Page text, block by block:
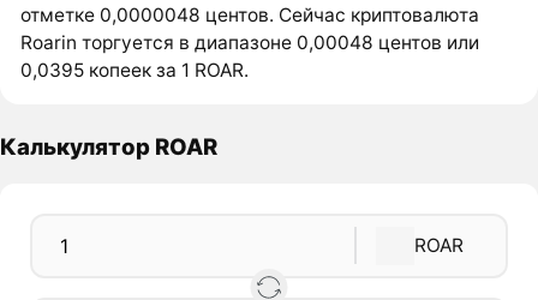
отметке 0,0000048 центов. Сейчас криптовалюта
Roarin торгуется в диапазоне 0,00048 центов или
0,0395 копеек за 1 ROAR.
Калькулятор ROAR
ROAR